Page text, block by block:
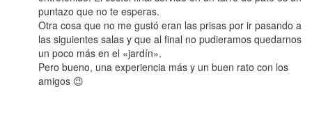
puntazo que no te esperas.
Otra cosa que no me gustó eran las prisas por ir pasando a
las siguientes salas y que al final no pudieramos quedarnos
un poco más en el «jardín».
Pero bueno, una experiencia más y un buen rato con los
amigos 😉